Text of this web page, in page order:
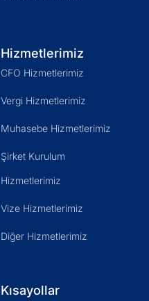
Hizmetlerimiz
CFO Hizmetlerimiz
Vergi Hizmetlerimiz
Muhasebe Hizmetlerimiz
Şirket Kurulum
Hizmetlerimiz
Vize Hizmetlerimiz
Diğer Hizmetlerimiz
Kısayollar